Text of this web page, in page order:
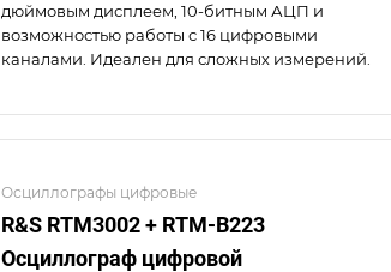
дюймовым дисплеем, 10-битным АЦП и
возможностью работы с 16 цифровыми
каналами. Идеален для сложных измерений.
Осциллографы цифровые
R&S RTM3002 + RTM-B223
Осциллограф цифровой